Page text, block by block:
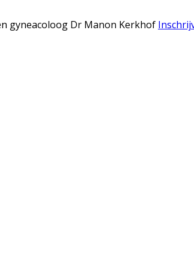
gyneacoloog Dr Manon Kerkhof